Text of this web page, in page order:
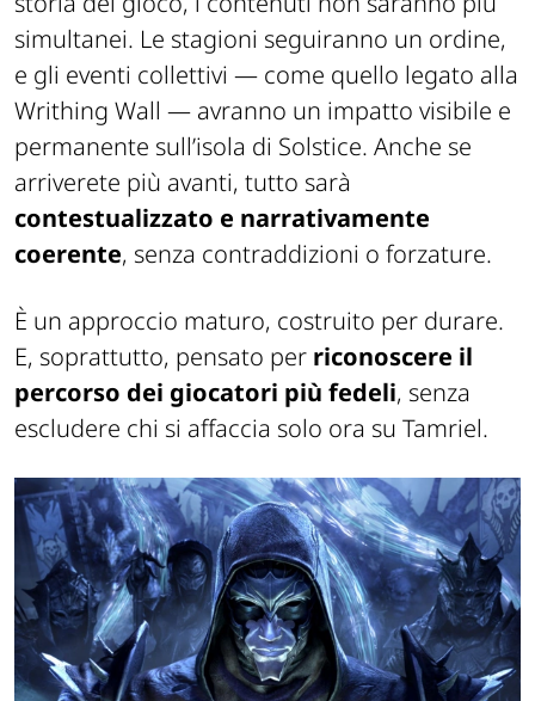
simultanei. Le stagioni seguiranno un ordine,
e gli eventi collettivi — come quello legato alla
Writhing Wall — avranno un impatto visibile e
permanente sull’isola di Solstice. Anche se
arriverete più avanti, tutto sarà
contestualizzato e narrativamente
coerente, senza contraddizioni o forzature.
È un approccio maturo, costruito per durare.
E, soprattutto, pensato per riconoscere il
percorso dei giocatori più fedeli, senza
escludere chi si affaccia solo ora su Tamriel.